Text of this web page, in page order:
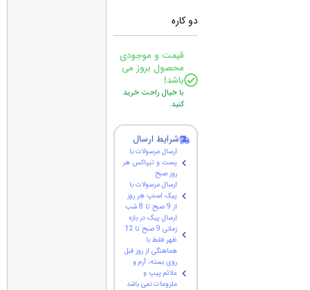
دو کاره
قیمت و موجودی
محصول بروز می
باشد!
با خیال راحت خرید
کنید.
شرایط ارسال
ارسال مرسولات با
پست و تیپاکس هر
روز صبح
ارسال مرسولات با
پیک اسنپ هر روز
از 9 صبح تا 8 شب
ارسال پیک در بازه
زمانی 9 صبح تا 12
ظهر فقط با
هماهنگی از روز قبل
روی بسته، آرم و
علائم پیپ و
ملزومات نمی باشد